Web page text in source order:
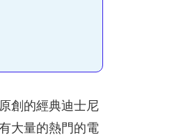
創的經典迪士尼
大量的熱門的電